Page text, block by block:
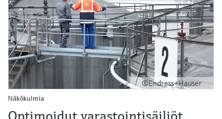
©Endress+Hauser
Näkökulmia